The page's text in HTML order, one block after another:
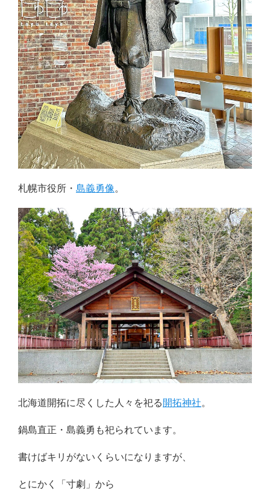
札幌市役所・ 島義勇像。
北海道開拓に尽くした人々を祀る 開拓神社。
鍋島直正・島義勇も祀られています。
書けばキリがないくらいになりますが、
とにかく「寸劇」から